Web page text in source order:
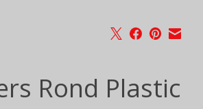
Rond Plastic